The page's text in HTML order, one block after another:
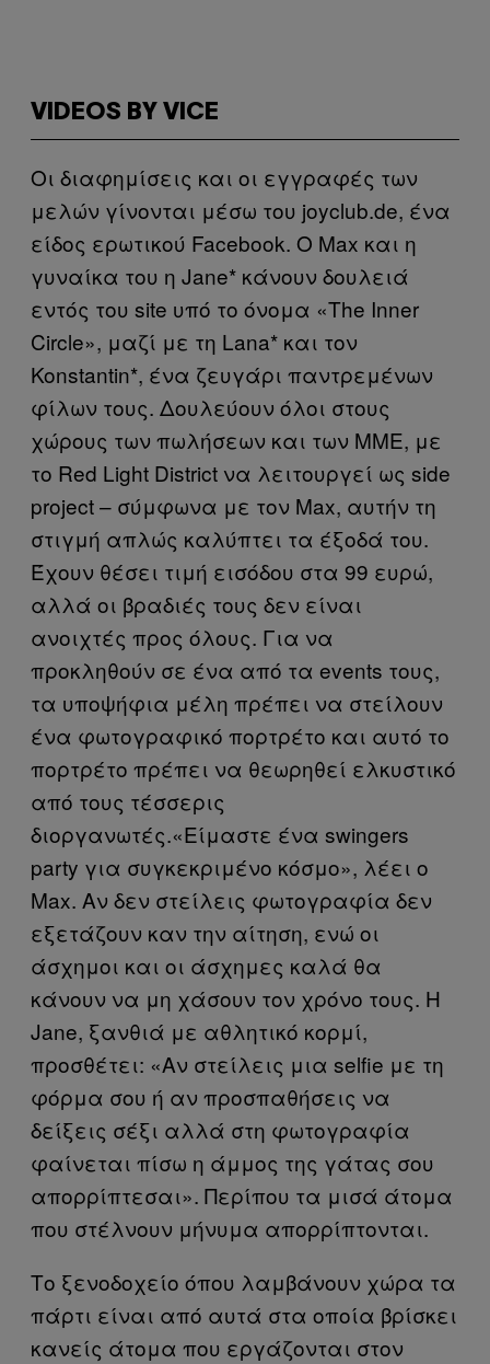
VIDEOS BY VICE
Οι διαφημίσεις και οι εγγραφές των
μελών γίνονται μέσω του joyclub.de, ένα
είδος ερωτικού Facebook. O Max και η
γυναίκα του η Jane* κάνουν δουλειά
εντός του site υπό το όνομα «The Inner
Circle», μαζί με τη Lana* και τον
Konstantin*, ένα ζευγάρι παντρεμένων
φίλων τους. Δουλεύουν όλοι στους
χώρους των πωλήσεων και των ΜΜΕ, με
το Red Light District να λειτουργεί ως side
project – σύμφωνα με τον Max, αυτήν τη
στιγμή απλώς καλύπτει τα έξοδά του.
Έχουν θέσει τιμή εισόδου στα 99 ευρώ,
αλλά οι βραδιές τους δεν είναι
ανοιχτές προς όλους. Για να
προκληθούν σε ένα από τα events τους,
τα υποψήφια μέλη πρέπει να στείλουν
ένα φωτογραφικό πορτρέτο και αυτό το
πορτρέτο πρέπει να θεωρηθεί ελκυστικό
από τους τέσσερις
διοργανωτές.«Είμαστε ένα swingers
party για συγκεκριμένο κόσμο», λέει ο
Max. Αν δεν στείλεις φωτογραφία δεν
εξετάζουν καν την αίτηση, ενώ οι
άσχημοι και οι άσχημες καλά θα
κάνουν να μη χάσουν τον χρόνο τους. Η
Jane, ξανθιά με αθλητικό κορμί,
προσθέτει: «Αν στείλεις μια selfie με τη
φόρμα σου ή αν προσπαθήσεις να
δείξεις σέξι αλλά στη φωτογραφία
φαίνεται πίσω η άμμος της γάτας σου
απορρίπτεσαι». Περίπου τα μισά άτομα
που στέλνουν μήνυμα απορρίπτονται.
Το ξενοδοχείο όπου λαμβάνουν χώρα τα
πάρτι είναι από αυτά στα οποία βρίσκει
κανείς άτομα που εργάζονται στον